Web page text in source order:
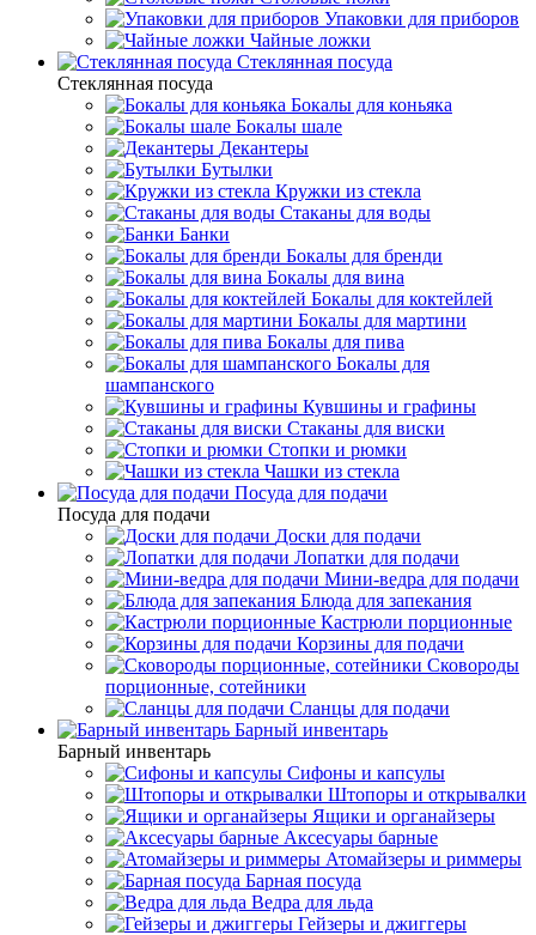
Упаковки для приборов
Чайные ложки
Стеклянная посуда
Стеклянная посуда
Бокалы для коньяка
Бокалы шале
Декантеры
Бутылки
Кружки из стекла
Стаканы для воды
Банки
Бокалы для бренди
Бокалы для вина
Бокалы для коктейлей
Бокалы для мартини
Бокалы для пива
Бокалы для
шампанского
Кувшины и графины
Стаканы для виски
Стопки и рюмки
Чашки из стекла
Посуда для подачи
Посуда для подачи
Доски для подачи
Лопатки для подачи
Мини-ведра для подачи
Блюда для запекания
Кастрюли порционные
Корзины для подачи
Сковороды
порционные, сотейники
Сланцы для подачи
Барный инвентарь
Барный инвентарь
Сифоны и капсулы
Штопоры и открывалки
Ящики и органайзеры
Аксесуары барные
Атомайзеры и риммеры
Барная посуда
Ведра для льда
Гейзеры и джиггеры